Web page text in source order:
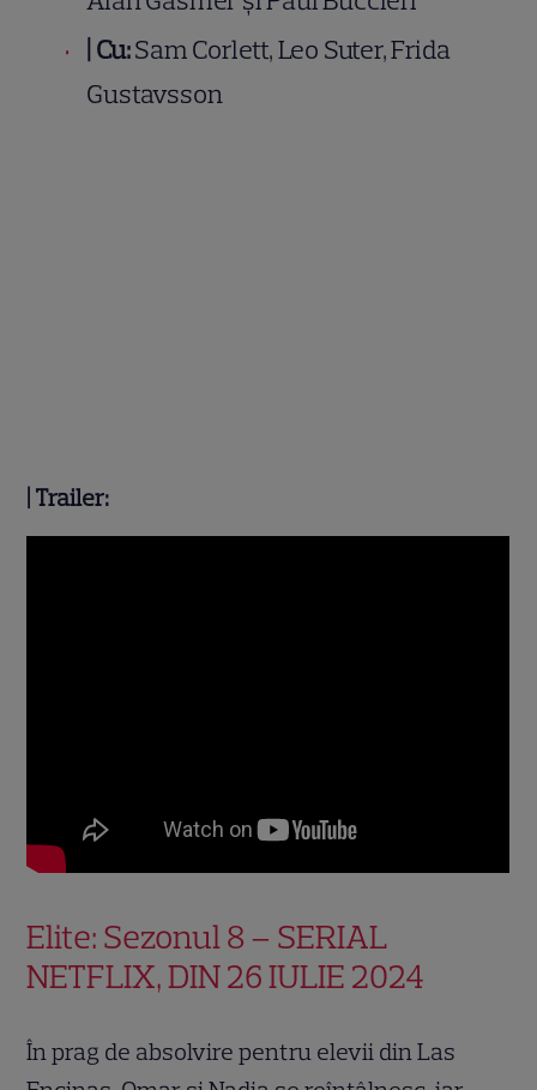
Cu:Sam Corlett, Leo Suter, Frida
Gustavsson
Trailer:
Elite: Sezonul 8 – SERIAL
NETFLIX, DIN 26 IULIE 2024
În prag de absolvire pentru elevii din Las